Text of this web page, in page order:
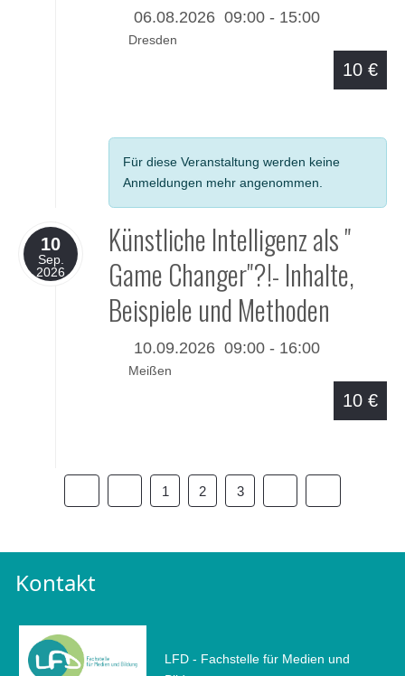
06.08.2026 09:00- 15:00
Dresden
10 €
Für diese Veranstaltung werden keine
Anmeldungen mehr angenommen.
10
Sep.
2026
Künstliche Intelligenz als "
Game Changer"?!- Inhalte,
Beispiele und Methoden
10.09.2026 09:00- 16:00
Meißen
10 €
1 2 3
Kontakt
LFD - Fachstelle für Medien und